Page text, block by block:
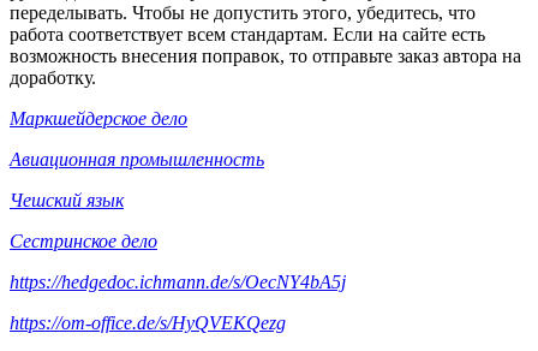
переделывать. Чтобы не допустить этого, убедитесь, что
работа соответствует всем стандартам. Если на сайте есть
возможность внесения поправок, то отправьте заказ автора на
доработку.
Маркшейдерское дело
Авиационная промышленность
Чешский язык
Сестринское дело
https://hedgedoc.ichmann.de/s/OecNY4bA5j
https://om-office.de/s/HyQVEKQezg